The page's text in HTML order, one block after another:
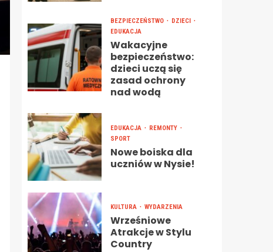
BEZPIECZEŃSTWO
DZIECI
EDUKACJA
Wakacyjne
bezpieczeństwo:
dzieci uczą się
zasad ochrony
nad wodą
EDUKACJA
REMONTY
SPORT
Nowe boiska dla
uczniów w Nysie!
KULTURA WYDARZENIA
Wrześniowe
Atrakcje w Stylu
Country